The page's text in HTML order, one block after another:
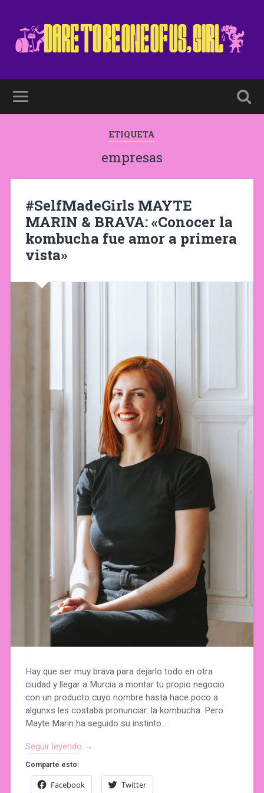
ETIQUETA
empresas
#SelfMadeGirls MAYTE
MARIN & BRAVA: «Conocer la
kombucha fue amor a primera
vista»
Hay que ser muy brava para dejarlo todo en otra
ciudad y llegar a Murcia a montar tu propio negocio
con un producto cuyo nombre hasta hace poco a
algunxs les costaba pronunciar: la kombucha. Pero
Mayte Marin ha seguido su instinto…
Seguir leyendo →
Comparte esto:
Facebook Twitter